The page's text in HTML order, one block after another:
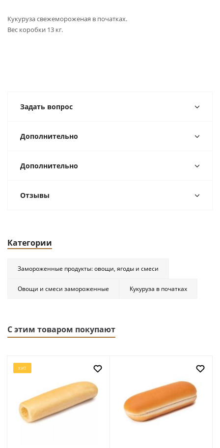
Кукуруза свежемороженая в початках.
Вес коробки 13 кг.
Задать вопрос
Дополнительно
Дополнительно
Отзывы
Категории
Замороженные продукты: овощи, ягоды и смеси
Овощи и смеси замороженные Кукуруза в початках
С этим товаром покупают
ХИТ